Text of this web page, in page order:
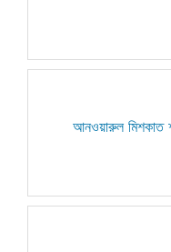
আনওয়ারুল মিশকাত